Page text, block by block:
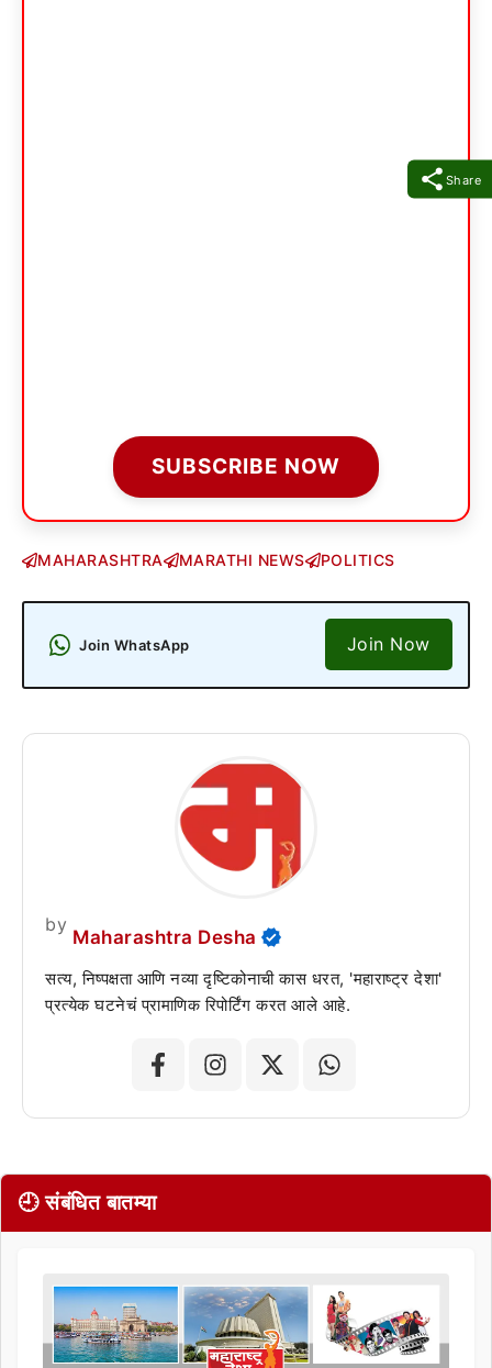
Share
SUBSCRIBE NOW
MAHARASHTRA MARATHI NEWS POLITICS
Join WhatsApp Join Now
by
Maharashtra Desha
सत्य, निष्पक्षता आणि नव्या दृष्टिकोनाची कास धरत, 'महाराष्ट्र देशा'
प्रत्येक घटनेचं प्रामाणिक रिपोर्टिंग करत आले आहे.
🕘 संबंधित बातम्या